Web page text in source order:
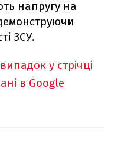
напругу на
ЗСУ.
у стрічці
в Google